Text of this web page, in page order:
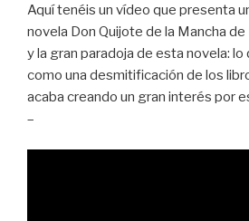
Aquí tenéis un vídeo que presenta
novela Don Quijote de la Mancha
y la gran paradoja de esta novela: lo
como una desmitificación de los
acaba creando un gran interés por
–